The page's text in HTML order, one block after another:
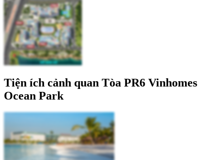
Tiện ích cảnh quan Tòa PR6 Vinhomes
Ocean Park